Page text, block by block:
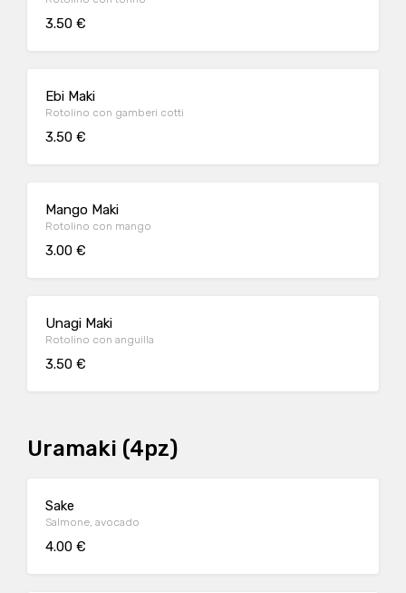
3.50 €
Ebi Maki
Rotolino con gamberi cotti
3.50 €
Mango Maki
Rotolino con mango
3.00 €
Unagi Maki
Rotolino con anguilla
3.50 €
Uramaki (4pz)
Sake
Salmone, avocado
4.00 €